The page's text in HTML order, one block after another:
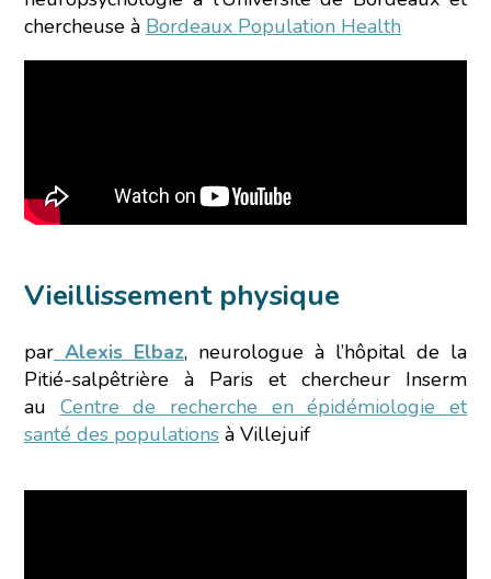
chercheuse à Bordeaux Population Health
Vieillissement physique
par Alexis Elbaz, neurologue à l’hôpital de la
Pitié-salpêtrière à Paris et chercheur Inserm
au Centre de recherche en épidémiologie et
santé des populations à Villejuif